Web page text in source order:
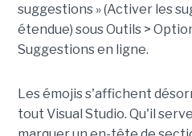
suggestions » (Activer les
étendue) sous Outils >
Suggestions en ligne.
Les émojis s'affichent
tout Visual Studio. Qu'il